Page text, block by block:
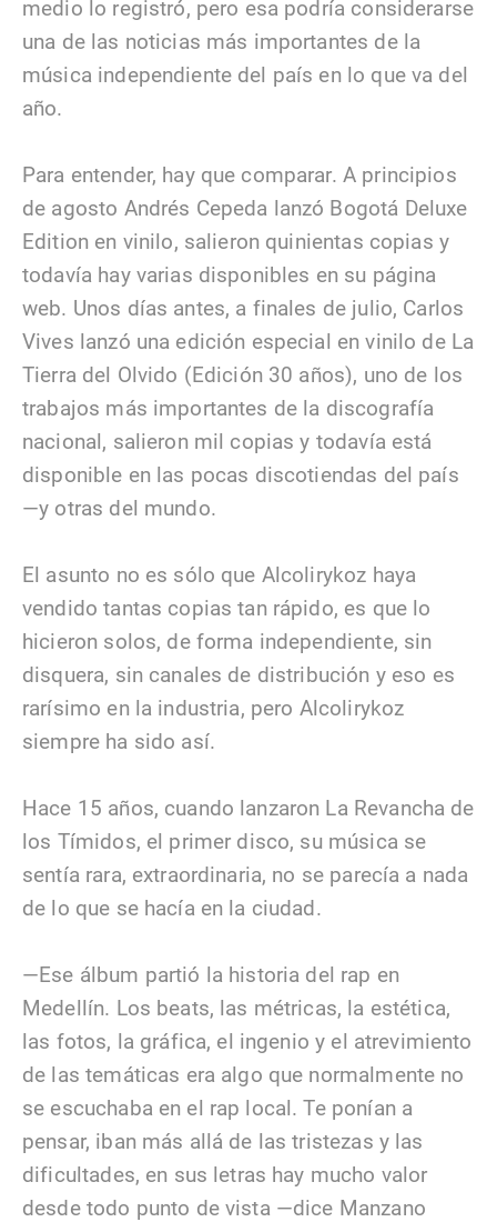
medio lo registró, pero esa podría considerarse
una de las noticias más importantes de la
música independiente del país en lo que va del
año.
Para entender, hay que comparar. A principios
de agosto Andrés Cepeda lanzó Bogotá Deluxe
Edition en vinilo, salieron quinientas copias y
todavía hay varias disponibles en su página
web. Unos días antes, a finales de julio, Carlos
Vives lanzó una edición especial en vinilo de La
Tierra del Olvido (Edición 30 años), uno de los
trabajos más importantes de la discografía
nacional, salieron mil copias y todavía está
disponible en las pocas discotiendas del país
—y otras del mundo.
El asunto no es sólo que Alcolirykoz haya
vendido tantas copias tan rápido, es que lo
hicieron solos, de forma independiente, sin
disquera, sin canales de distribución y eso es
rarísimo en la industria, pero Alcolirykoz
siempre ha sido así.
Hace 15 años, cuando lanzaron La Revancha de
los Tímidos, el primer disco, su música se
sentía rara, extraordinaria, no se parecía a nada
de lo que se hacía en la ciudad.
—Ese álbum partió la historia del rap en
Medellín. Los beats, las métricas, la estética,
las fotos, la gráfica, el ingenio y el atrevimiento
de las temáticas era algo que normalmente no
se escuchaba en el rap local. Te ponían a
pensar, iban más allá de las tristezas y las
dificultades, en sus letras hay mucho valor
desde todo punto de vista —dice Manzano